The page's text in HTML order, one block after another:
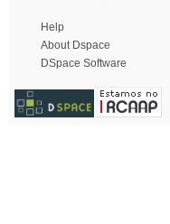
Help
About Dspace
DSpace Software